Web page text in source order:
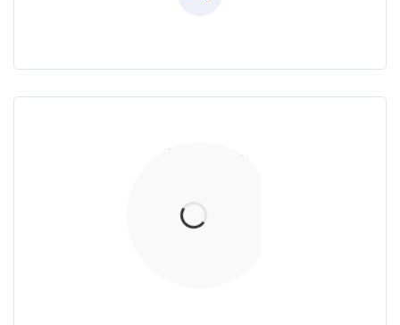
Thiết Kế Nội Thất